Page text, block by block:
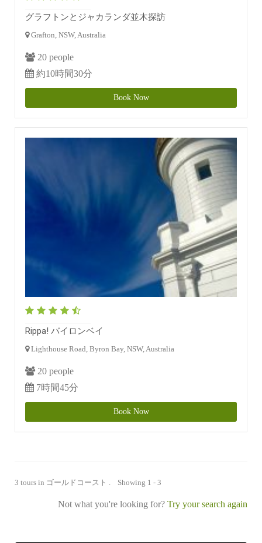
グラフトンとジャカランダ並木探訪
Grafton, NSW, Australia
20 people
約10時間30分
Book Now
Rippa! バイロンベイ
Lighthouse Road, Byron Bay, NSW, Australia
20 people
7時間45分
Book Now
3 tours in ゴールドコースト . Showing 1 - 3
Not what you're looking for? Try your search again